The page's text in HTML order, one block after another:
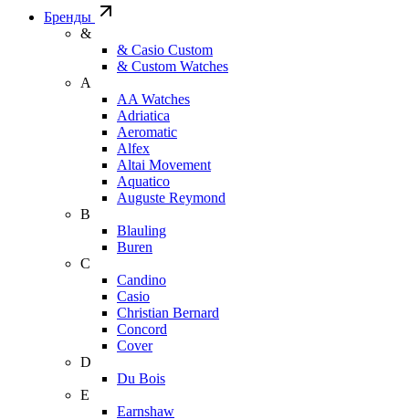
Бренды
&
& Casio Custom
& Custom Watches
A
AA Watches
Adriatica
Aeromatic
Alfex
Altai Movement
Aquatico
Auguste Reymond
B
Blauling
Buren
C
Candino
Casio
Christian Bernard
Concord
Cover
D
Du Bois
E
Earnshaw